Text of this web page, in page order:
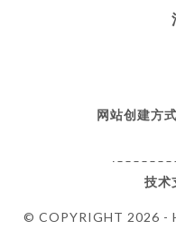
© COPYRIGHT 2026 -
网站创建方式
技术